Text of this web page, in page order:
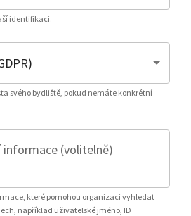
identifikaci.
svého bydliště, pokud nemáte konkrétní
(volitelně)
které pomohou organizaci vyhledat
například uživatelské jméno, ID